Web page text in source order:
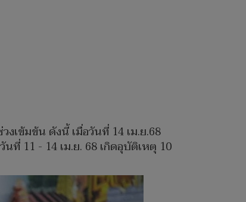
เข้มข้น ดังนี้ เมื่อวันที่ 14 เม.ย.68
ที่ 11 - 14 เม.ย. 68 เกิดอุบัติเหตุ 10